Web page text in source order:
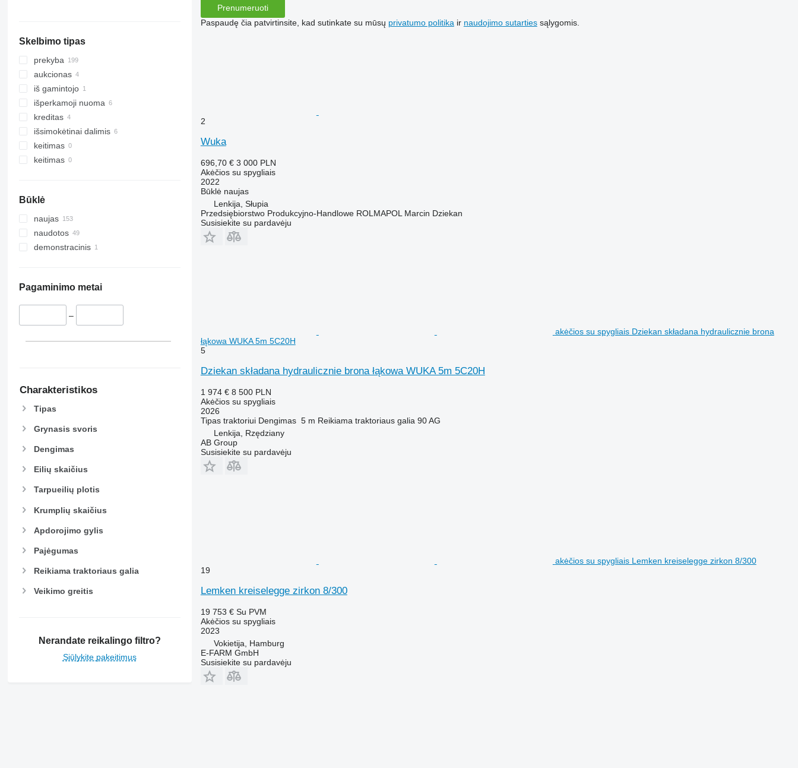
Skelbimo tipas
prekyba
aukcionas
iš gamintojo
išperkamoji nuoma
kreditas
išsimokėtinai dalimis
keitimas
keitimas
Būklė
naujas
naudotos
demonstracinis
Pagaminimo metai
–
Charakteristikos
Tipas
Grynasis svoris
Dengimas
Eilių skaičius
Tarpueilių plotis
Krumplių skaičius
Apdorojimo gylis
Pajėgumas
Reikiama traktoriaus galia
Veikimo greitis
Nerandate reikalingo filtro?
Siūlykite pakeitimus
Prenumeruoti
Paspaudę čia patvirtinsite, kad sutinkate su mūsų privatumo politika ir naudojimo sutartiessąlygomis.
2
Wuka
696,70 € 3 000 PLN
Akėčios su spygliais
2022
Būklėnaujas
Lenkija, Słupia
Przedsiębiorstwo Produkcyjno-Handlowe ROLMAPOL Marcin Dziekan
Susisiekite su pardavėju
akėčios su spygliais Dziekan składana hydraulicznie brona
łąkowa WUKA 5m 5C20H
5
Dziekan składana hydraulicznie brona łąkowa WUKA 5m 5C20H
1 974 € 8 500 PLN
Akėčios su spygliais
2026
Tipas traktoriui Dengimas 5 m Reikiama traktoriaus galia 90 AG
Lenkija, Rzędziany
AB Group
Susisiekite su pardavėju
akėčios su spygliais Lemken kreiselegge zirkon 8/300
19
Lemken kreiselegge zirkon 8/300
19 753 € Su PVM
Akėčios su spygliais
2023
Vokietija, Hamburg
E-FARM GmbH
Susisiekite su pardavėju